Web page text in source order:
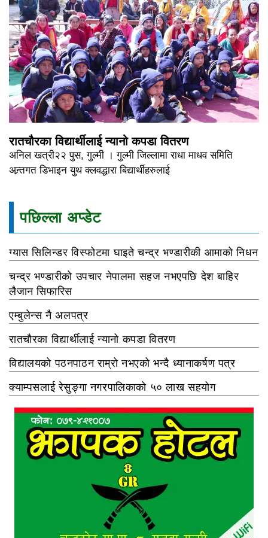
रातचौरका विद्यार्थीलाई न्यानो कपडा वितरण
अनिल खत्री२२ पुस, गुल्मी । गुल्मी जिल्लामा राधा माधव समिति
अन्र्तगत डिभाइन युथ क्लवद्धारा बिद्यार्थीहरुलाई
पछिल्ला अप्डेट
ग्यास सिलिन्डर विस्फोटमा घाइते चन्द्र भण्डारीकी आमाको निधन
चन्द्र भण्डारीको उपचार नेपालमा सहज नभएपछि देश बाहिर
लैजान सिफारिस
एम्बुलेन्स नै अलपत्र
रातचौरका विद्यार्थीलाई न्यानो कपडा वितरण
विद्यालयको पठनपाठन राम्रो नभएको भन्दै ध्यानाकर्षण पत्र
क्याम्पसलाई रेसुङ्गा नगरपालिकाको ५० लाख सहयोग